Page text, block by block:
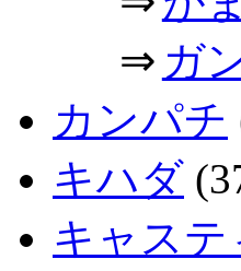
⇒ ガ
カンパチ
キハダ
キャステ